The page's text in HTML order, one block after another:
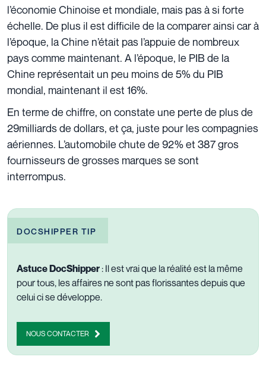
l’économie Chinoise et mondiale, mais pas à si forte
échelle. De plus il est difficile de la comparer ainsi car à
l’époque, la Chine n’était pas l’appuie de nombreux
pays comme maintenant. A l’époque, le PIB de la
Chine représentait un peu moins de 5% du PIB
mondial, maintenant il est 16%.
En terme de chiffre, on constate une perte de plus de
29milliards de dollars, et ça, juste pour les compagnies
aériennes. L’automobile chute de 92% et 387 gros
fournisseurs de grosses marques se sont
interrompus.
DOCSHIPPER TIP
Astuce DocShipper : Il est vrai que la réalité est la même
pour tous, les affaires ne sont pas florissantes depuis que
celui ci se développe.
NOUS CONTACTER